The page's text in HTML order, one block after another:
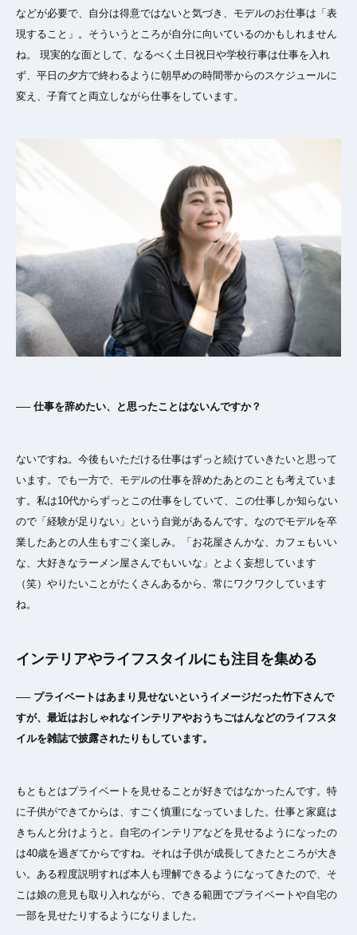
などが必要で、自分は得意ではないと気づき、モデルのお仕事は「表
現すること」。そういうところが自分に向いているのかもしれません
ね。 現実的な面として、なるべく土日祝日や学校行事は仕事を入れ
ず、平日の夕方で終わるように朝早めの時間帯からのスケジュールに
変え、子育てと両立しながら仕事をしています。
── 仕事を辞めたい、と思ったことはないんですか？
ないですね。今後もいただける仕事はずっと続けていきたいと思って
います。でも一方で、モデルの仕事を辞めたあとのことも考えていま
す。私は10代からずっとこの仕事をしていて、この仕事しか知らない
ので「経験が足りない」という自覚があるんです。なのでモデルを卒
業したあとの人生もすごく楽しみ。「お花屋さんかな、カフェもいい
な、大好きなラーメン屋さんでもいいな」とよく妄想しています
（笑）やりたいことがたくさんあるから、常にワクワクしています
ね。
インテリアやライフスタイルにも注目を集める
── プライベートはあまり見せないというイメージだった竹下さんで
すが、最近はおしゃれなインテリアやおうちごはんなどのライフスタ
イルを雑誌で披露されたりもしています。
もともとはプライベートを見せることが好きではなかったんです。特
に子供ができてからは、すごく慎重になっていました。仕事と家庭は
きちんと分けようと。自宅のインテリアなどを見せるようになったの
は40歳を過ぎてからですね。それは子供が成長してきたところが大き
い。ある程度説明すれば本人も理解できるようになってきたので、そ
こは娘の意見も取り入れながら、できる範囲でプライベートや自宅の
一部を見せたりするようになりました。